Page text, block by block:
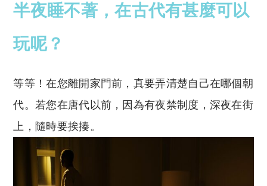
半夜睡不著，在古代有甚麼可以
玩呢？
等等！在您離開家門前，真要弄清楚自己在哪個朝
代。若您在唐代以前，因為有夜禁制度，深夜在街
上，隨時要挨揍。